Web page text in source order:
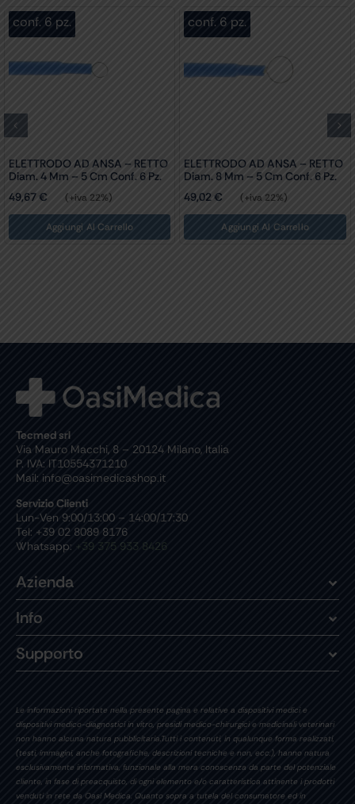
conf. 6 pz.
ELETTRODO AD ANSA – RETTO
Diam. 8 Mm – 5 Cm Conf. 6 Pz.
49,02€ (+iva 22%)
Aggiungi Al Carrello
conf. 6 pz.
ELETTRODO AD UNCINO –
ANGOLATO 45° Conf. 6 Pz.
49,02€ (+iva 22%)
Aggiungi Al Carrello
Tecmed srl
Via Mauro Macchi, 8 – 20124 Milano, Italia
P. IVA: IT10554371210
Mail: info@oasimedicashop.it
Servizio Clienti
Lun-Ven 9:00/13:00 – 14:00/17:30
Tel: +39 02 8089 8176
Whatsapp: +39 375 933 8426
Azienda
Info
Supporto
Le informazioni riportate nella presente pagina e relative a dispositivi medici e
dispositivi medico-diagnostici in vitro, presidi medico-chirurgici e medicinali veterinari
non hanno alcuna natura pubblicitaria.Tutti i contenuti, in qualunque forma realizzati,
(testi, immagini, anche fotografiche, descrizioni tecniche e non, ecc.), hanno natura
esclusivamente informativa, funzionale alla mera conoscenza da parte del potenziale
cliente, in fase di preacquisto, di ogni elemento e/o caratteristica attinente i prodotti
venduti in rete da Oasi Medica. Quanto sopra a tutela del consumatore ed in